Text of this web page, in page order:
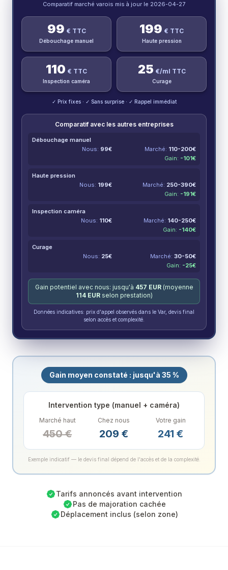
Comparatif marché varois mis à jour le 2026-04-27
99 € TTC
Débouchage manuel
199 € TTC
Haute pression
110 € TTC
Inspection caméra
25 €/ml TTC
Curage
✓ Prix fixes · ✓ Sans surprise · ✓ Rappel immédiat
Comparatif avec les autres entreprises
Débouchage manuel
Nous: 99€ Marché: 110-200€
Gain: -101€
Haute pression
Nous: 199€ Marché: 250-390€
Gain: -191€
Inspection caméra
Nous: 110€ Marché: 140-250€
Gain: -140€
Curage
Nous: 25€ Marché: 30-50€
Gain: -25€
Gain potentiel avec nous: jusqu'à 457 EUR(moyenne
114EURselon prestation)
Données indicatives: prix d'appel observés dans le Var, devis final
selon accès et complexité.
Gain moyen constaté : jusqu'à 35 %
Intervention type (manuel + caméra)
Marché haut
450€
Chez nous
209 €
Votre gain
241 €
Exemple indicatif — le devis final dépend de l'accès et de la complexité.
Tarifs annoncés avant intervention
Pas de majoration cachée
Déplacement inclus (selon zone)